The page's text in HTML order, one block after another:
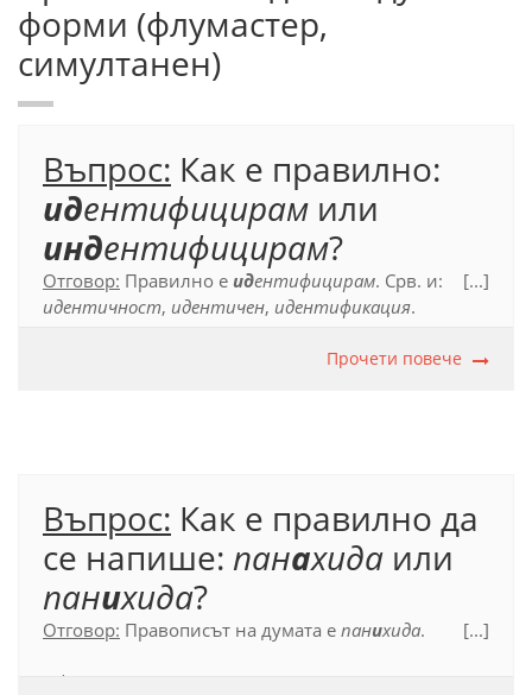
форми (флумастер,
симултанен)
Въпрос: Как е правилно:
идентифицирам или
индентифицирам?
Отговор: Правилно е идентифицирам. Срв. и:
идентичност, идентичен, идентификация.
Официален правописен речник (2012), с. 285.
[...]
Прочети повече
Въпрос: Как е правилно да
се напише: панахида или
панихида?
Отговор: Правописът на думата е панихида.
Официален правописен речник (2012), с. 452.
[...]